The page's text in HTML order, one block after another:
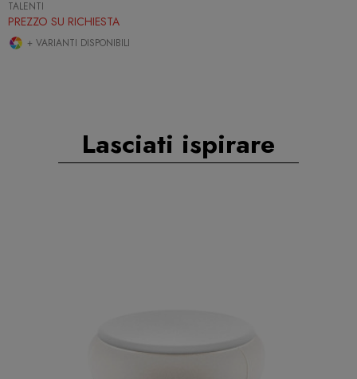
TALENTI
PREZZO SU RICHIESTA
+ VARIANTI DISPONIBILI
Lasciati ispirare